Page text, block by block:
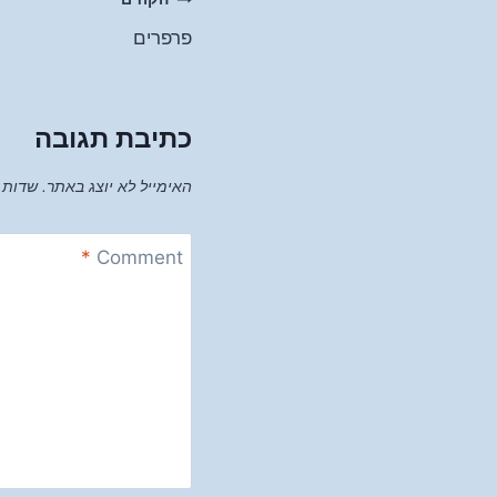
פרפרים
כתיבת תגובה
האימייל לא יוצג באתר. שדות
Comment
*